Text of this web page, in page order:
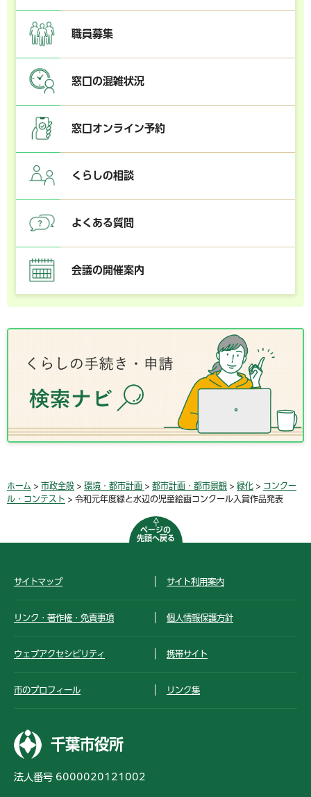
職員募集
窓口の混雑状況
窓口オンライン予約
くらしの相談
よくある質問
会議の開催案内
ホーム > 市政全般 > 環境・都市計画 > 都市計画・都市景観 > 緑化 > コンクー
ル・コンテスト > 令和元年度緑と水辺の児童絵画コンクール入賞作品発表
ページの
先頭へ戻る
サイトマップ サイト利用案内
リンク・著作権・免責事項 個人情報保護方針
ウェブアクセシビリティ 携帯サイト
市のプロフィール リンク集
千葉市役所
法人番号 6000020121002